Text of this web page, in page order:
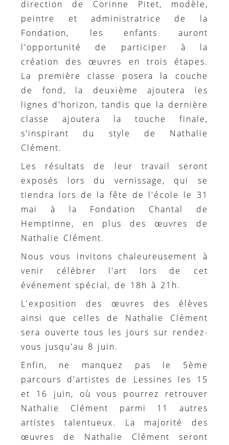
direction de Corinne Pitet, modèle,
peintre et administratrice de la
Fondation, les enfants auront
l'opportunité de participer à la
création des œuvres en trois étapes.
La première classe posera la couche
de fond, la deuxième ajoutera les
lignes d'horizon, tandis que la dernière
classe ajoutera la touche finale,
s'inspirant du style de Nathalie
Clément.
Les résultats de leur travail seront
exposés lors du vernissage, qui se
tiendra lors de la fête de l'école le 31
mai à la Fondation Chantal de
Hemptinne, en plus des œuvres de
Nathalie Clément.
Nous vous invitons chaleureusement à
venir célébrer l'art lors de cet
événement spécial, de 18h à 21h.
L'exposition des œuvres des élèves
ainsi que celles de Nathalie Clément
sera ouverte tous les jours sur rendez-
vous jusqu'au 8 juin.
Enfin, ne manquez pas le 5ème
parcours d'artistes de Lessines les 15
et 16 juin, où vous pourrez retrouver
Nathalie Clément parmi 11 autres
artistes talentueux. La majorité des
œuvres de Nathalie Clément seront